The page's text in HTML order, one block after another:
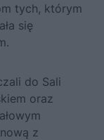
tych, którym
się
do Sali
oraz
z